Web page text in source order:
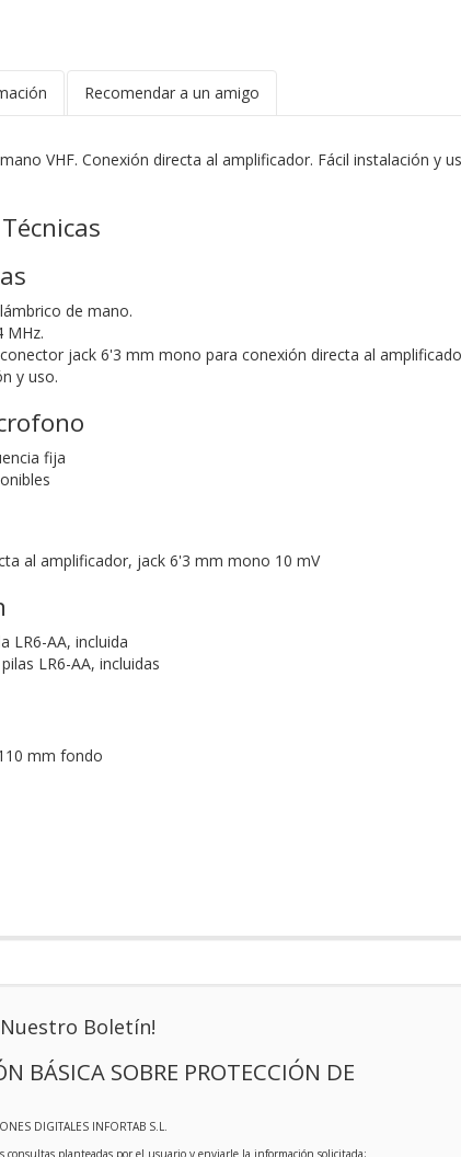
Recomendar a un amigo
VHF. Conexión directa al amplificador. Fácil instalación y
de mano.
MHz.
jack 6'3 mm mono para conexión directa al
y uso.
fija
al amplificador, jack 6'3 mm mono 10 mV
LR6-AA, incluida
LR6-AA, incluidas
mm fondo
Boletín!
BÁSICA SOBRE PROTECCIÓN DE
DIGITALES INFORTAB S.L.